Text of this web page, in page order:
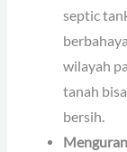
septic
wilayah
tanah
bersih.